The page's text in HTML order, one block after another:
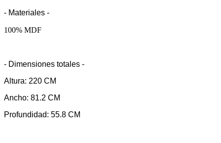
- Materiales -
100% MDF
- Dimensiones totales -
Altura: 220 CM
Ancho: 81.2 CM
Profundidad: 55.8 CM